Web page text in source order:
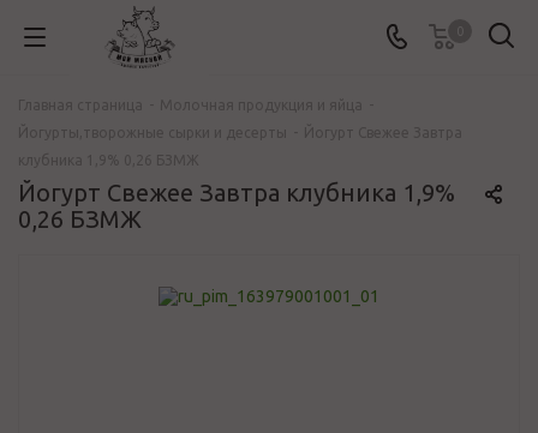
Йогурт Свежее Завтра клубника 1,9%
0,26 БЗМЖ